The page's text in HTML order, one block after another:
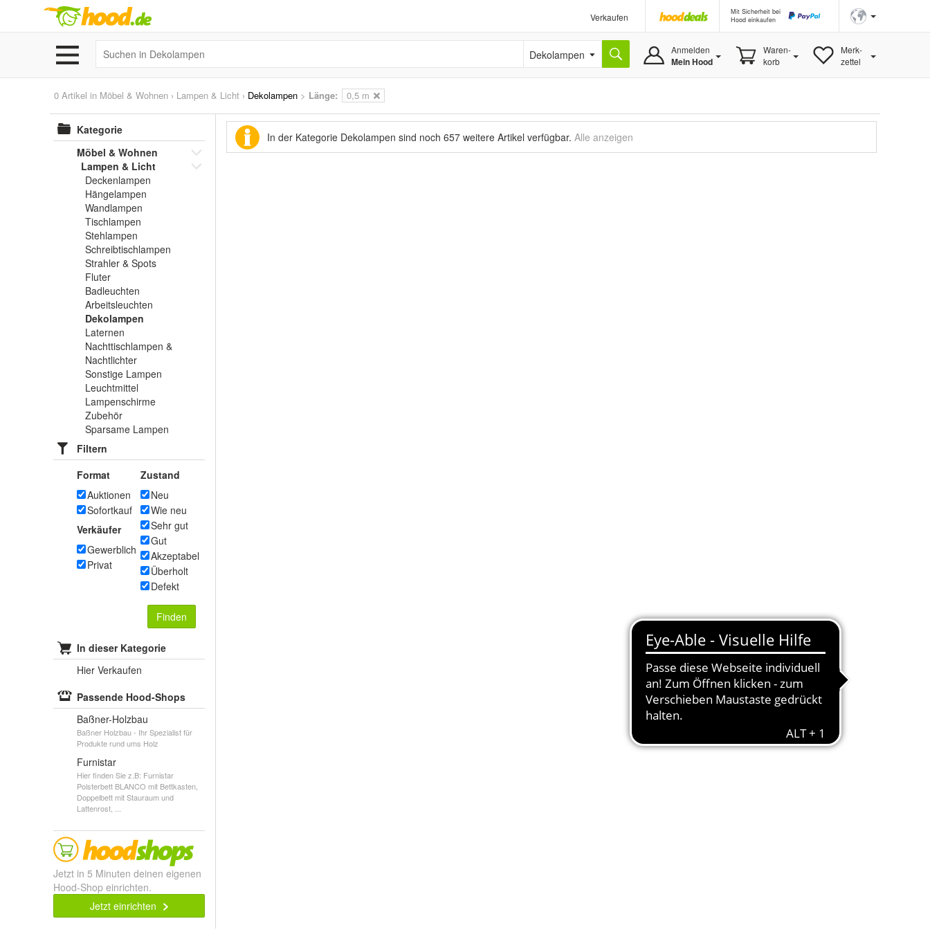
Verkaufen
Mit Sicherheit bei
Hood einkaufen
Dekolampen Anmelden
Mein Hood
Waren-
korb
Merk-
zettel
0 Artikel in Möbel & Wohnen › Lampen & Licht › Dekolampen > Länge: 0,5 m
Kategorie
Möbel & Wohnen
Lampen & Licht
Deckenlampen
Hängelampen
Wandlampen
Tischlampen
Stehlampen
Schreibtischlampen
Strahler & Spots
Fluter
Badleuchten
Arbeitsleuchten
Dekolampen
Laternen
Nachttischlampen &
Nachtlichter
Sonstige Lampen
Leuchtmittel
Lampenschirme
Zubehör
Sparsame Lampen
Filtern
Format
Auktionen
Sofortkauf
Verkäufer
Gewerblich
Privat
Zustand
Neu
Wie neu
Sehr gut
Gut
Akzeptabel
Überholt
Defekt
Finden
In dieser Kategorie
Hier Verkaufen
Passende Hood-Shops
Baßner-Holzbau
Baßner Holzbau - Ihr Spezialist für
Produkte rund ums Holz
Furnistar
Hier finden Sie z.B: Furnistar
Polsterbett BLANCO mit Bettkasten,
Doppelbett mit Stauraum und
Lattenrost, ...
Jetzt in 5 Minuten deinen eigenen
Hood-Shop einrichten.
Jetzt einrichten
In der Kategorie Dekolampen sind noch 657 weitere Artikel verfügbar. Alle anzeigen